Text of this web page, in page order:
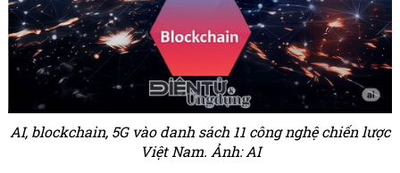
AI, blockchain, 5G vào danh sách 11 công nghệ chiến lược
Việt Nam. Ảnh: AI